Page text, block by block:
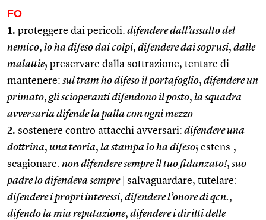
FO
1. proteggere dai pericoli: difendere dall’assalto del
nemico, lo ha difeso dai colpi, difendere dai soprusi, dalle
malattie; preservare dalla sottrazione, tentare di
mantenere: sul tram ho difeso il portafoglio, difendere un
primato, gli scioperanti difendono il posto, la squadra
avversaria difende la palla con ogni mezzo
2. sostenere contro attacchi avversari: difendere una
dottrina, una teoria, la stampa lo ha difeso; estens.,
scagionare: non difendere sempre il tuo fidanzato!, suo
padre lo difendeva sempre
salvaguardare, tutelare:
difendere i propri interessi, difendere l’onore di qcn.,
difendo la mia reputazione, difendere i diritti delle